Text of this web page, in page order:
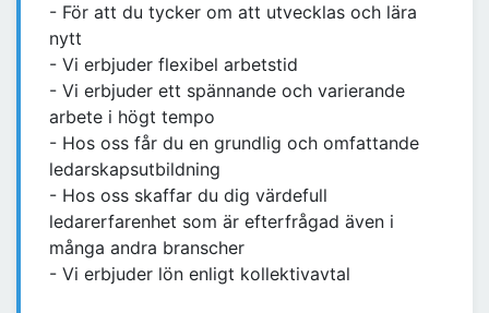
- För att du tycker om att utvecklas och lära
nytt
- Vi erbjuder flexibel arbetstid
- Vi erbjuder ett spännande och varierande
arbete i högt tempo
- Hos oss får du en grundlig och omfattande
ledarskapsutbildning
- Hos oss skaffar du dig värdefull
ledarerfarenhet som är efterfrågad även i
många andra branscher
- Vi erbjuder lön enligt kollektivavtal